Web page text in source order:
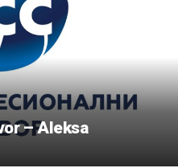
– Aleksa